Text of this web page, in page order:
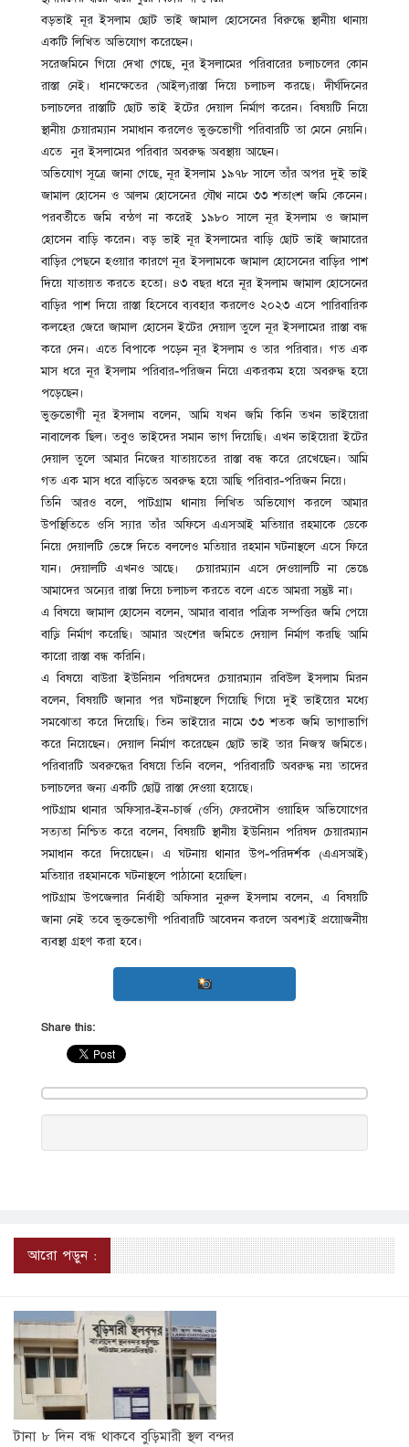
বড়ভাই নূর ইসলাম ছোট ভাই জামাল হোসেনের বিরুদ্ধে স্থানীয় থানায়
একটি লিখিত অভিযোগ করেছেন।
সরেজমিনে গিয়ে দেখা গেছে, নুর ইসলামের পরিবারের চলাচলের কোন
রাস্তা নেই। ধানক্ষেতের (আইল)রাস্তা দিয়ে চলাচল করছে। দীর্ঘদিনের
চলাচলের রাস্তাটি ছোট ভাই ইটের দেয়াল নির্মাণ করেন। বিষয়টি নিয়ে
স্থানীয় চেয়ারম্যান সমাধান করলেও ভুক্তভোগী পরিবারটি তা মেনে নেয়নি।
এতে নুর ইসলামের পরিবার অবরুদ্ধ অবস্থায় আছেন।
অভিযোগ সূত্রে জানা গেছে, নূর ইসলাম ১৯৭৮ সালে তাঁর অপর দুই ভাই
জামাল হোসেন ও আলম হোসেনের যৌথ নামে ৩৩ শতাংশ জমি কেনেন।
পরবর্তীতে জমি বন্ঠণ না করেই ১৯৮০ সালে নূর ইসলাম ও জামাল
হোসেন বাড়ি করেন। বড় ভাই নূর ইসলামের বাড়ি ছোট ভাই জামারের
বাড়ির পেছনে হওয়ার কারণে নূর ইসলামকে জামাল হোসেনের বাড়ির পাশ
দিয়ে যাতায়ত করতে হতো। ৪৩ বছর ধরে নূর ইসলাম জামাল হোসেনের
বাড়ির পাশ দিয়ে রাস্তা হিসেবে ব্যবহার করলেও ২০২৩ এসে পারিবারিক
কলহের জেরে জামাল হোসেন ইটের দেয়াল তুলে নূর ইসলামের রাস্তা বন্ধ
করে দেন। এতে বিপাকে পড়েন নূর ইসলাম ও তার পরিবার। গত এক
মাস ধরে নূর ইসলাম পরিবার-পরিজন নিয়ে একরকম হয়ে অবরুদ্ধ হয়ে
পড়েছেন।
ভুক্তভোগী নূর ইসলাম বলেন, আমি যখন জমি কিনি তখন ভাইয়েরা
নাবালেক ছিল। তবুও ভাইদের সমান ভাগ দিয়েছি। এখন ভাইয়েরা ইটের
দেয়াল তুলে আমার নিজের যাতায়তের রাস্তা বন্ধ করে রেখেছেন। আমি
গত এক মাস ধরে বাড়িতে অবরুদ্ধ হয়ে আছি পরিবার-পরিজন নিয়ে।
তিনি আরও বলে, পাটগ্রাম থানায় লিখিত অভিযোগ করলে আমার
উপস্থিতিতে ওসি স্যার তাঁর অফিসে এএসআই মতিয়ার রহমাকে ডেকে
নিয়ে দেয়ালটি ভেঙ্গে দিতে বললেও মতিয়ার রহমান ঘটনাস্থলে এসে ফিরে
যান। দেয়ালটি এখনও আছে। চেয়ারম্যান এসে দেওয়ালটি না ভেঙে
আমাদের অন্যের রাস্তা দিয়ে চলাচল করতে বলে এতে আমরা সন্তুষ্ট না।
এ বিষয়ে জামাল হোসেন বলেন, আমার বাবার পত্রিক সম্পত্তির জমি পেয়ে
বাড়ি নির্মাণ করেছি। আমার অংশের জমিতে দেয়াল নির্মাণ করছি আমি
কারো রাস্তা বন্ধ করিনি।
এ বিষয়ে বাউরা ইউনিয়ন পরিষদের চেয়ারম্যান রবিউল ইসলাম মিরন
বলেন, বিষয়টি জানার পর ঘটনাস্থলে গিয়েছি গিয়ে দুই ভাইয়ের মধ্যে
সমঝোতা করে দিয়েছি। তিন ভাইয়ের নামে ৩৩ শতক জমি ভাগাভাগি
করে নিয়েছেন। দেয়াল নির্মাণ করেছেন ছোট ভাই তার নিজস্ব জমিতে।
পরিবারটি অবরুদ্ধের বিষয়ে তিনি বলেন, পরিবারটি অবরুদ্ধ নয় তাদের
চলাচলের জন্য একটি ছোট্ট রাস্তা দেওয়া হয়েছে।
পাটগ্রাম থানার অফিসার-ইন-চার্জ (ওসি) ফেরদৌস ওয়াহিদ অভিযোগের
সত্যতা নিশ্চিত করে বলেন, বিষয়টি স্থানীয় ইউনিয়ন পরিষদ চেয়ারম্যান
সমাধান করে দিয়েছেন। এ ঘটনায় থানার উপ-পরিদর্শক (এএসআই)
মতিয়ার রহমানকে ঘটনাস্থলে পাঠানো হয়েছিল।
পাটগ্রাম উপজেলার নির্বাহী অফিসার নুরুল ইসলাম বলেন, এ বিষয়টি
জানা নেই তবে ভুক্তভোগী পরিবারটি আবেদন করলে অবশ্যই প্রয়োজনীয়
ব্যবস্থা গ্রহণ করা হবে।
Share this:
আরো পড়ুন :
টানা ৮ দিন বন্ধ থাকবে বুড়িমারী স্থল বন্দর